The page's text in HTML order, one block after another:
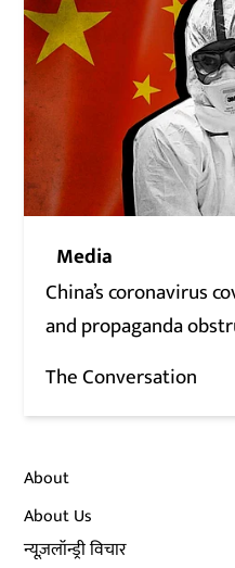
Media
China’s coronavirus
and propaganda
The Conversation
About
About Us
न्यूज़लॉन्ड्री विचार